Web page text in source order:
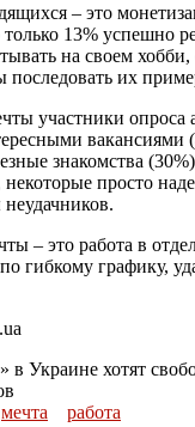
– это
13% успешно
на своем
их
участники опроса
вакансиями
знакомства
просто
– это работа в
гибкому графику,
в Украине хотят
мечта работа